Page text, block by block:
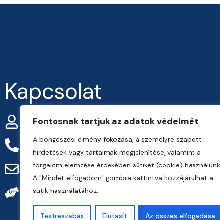
Fontosnak tartjuk az adatok védelmét
A böngészési élmény fokozása, a személyre szabott
hirdetések vagy tartalmak megjelenítése, valamint a
forgalom elemzése érdekében sütiket (cookie)
A "Mindet elfogadom" gombra kattintva hozzájárulhat a
sütik használatához.
Testreszabás Elutasít Az összes elfogadása
Kapcsolat
Smohay Márton
+36-30/916-73-08
info@frarternitas.hu
preciziosgazda.hu